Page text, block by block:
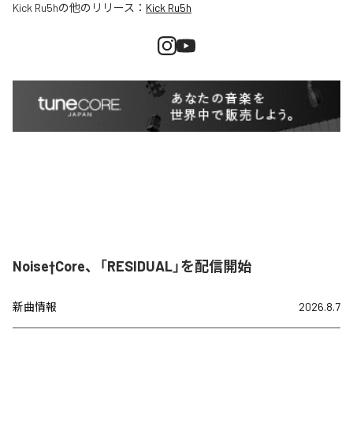
Kick Ru5hの他のリリース： Kick Ru5h
Noise†Core、「RESIDUAL」を配信開始
新曲情報 2026.8.7